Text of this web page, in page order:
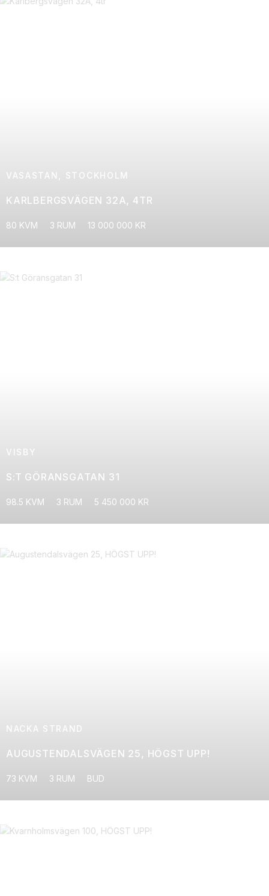
VASASTAN, STOCKHOLM
KARLBERGSVÄGEN 32A, 4TR
80 KVM 3 RUM 13 000 000 KR
VISBY
S:T GÖRANSGATAN 31
98.5 KVM 3 RUM 5 450 000 KR
NACKA STRAND
AUGUSTENDALSVÄGEN 25, HÖGST UPP!
73 KVM 3 RUM BUD